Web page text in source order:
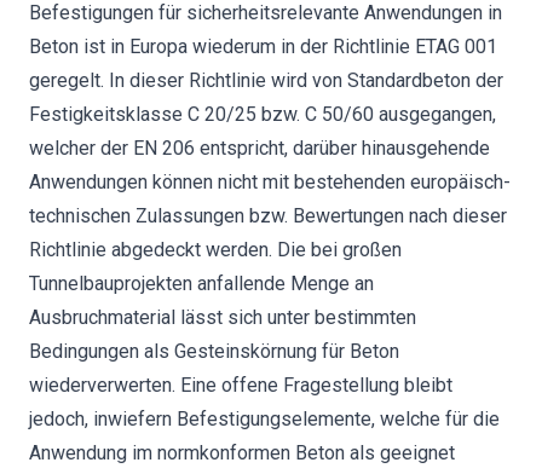
Befestigungen für sicherheitsrelevante Anwendungen in
Beton ist in Europa wiederum in der Richtlinie ETAG 001
geregelt. In dieser Richtlinie wird von Standardbeton der
Festigkeitsklasse C 20/25 bzw. C 50/60 ausgegangen,
welcher der EN 206 entspricht, darüber hinausgehende
Anwendungen können nicht mit bestehenden europäisch-
technischen Zulassungen bzw. Bewertungen nach dieser
Richtlinie abgedeckt werden. Die bei großen
Tunnelbauprojekten anfallende Menge an
Ausbruchmaterial lässt sich unter bestimmten
Bedingungen als Gesteinskörnung für Beton
wiederverwerten. Eine offene Fragestellung bleibt
jedoch, inwiefern Befestigungselemente, welche für die
Anwendung im normkonformen Beton als geeignet